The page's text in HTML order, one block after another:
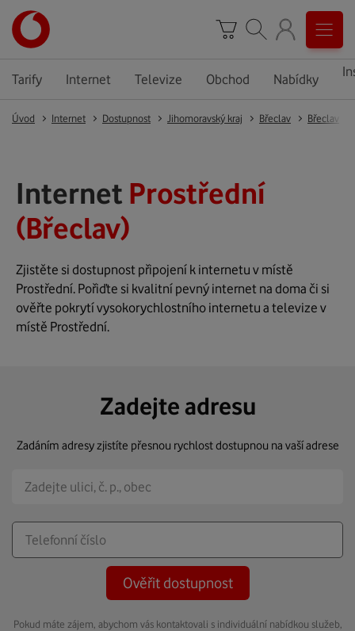
Tarify Internet Televize Obchod Nabídky
Úvod Internet Dostupnost Jihomoravský kraj Břeclav Břeclav
Internet Prostřední
(Břeclav)
Zjistěte si dostupnost připojení k internetu v místě
Prostřední. Pořiďte si kvalitní pevný internet na doma či si
ověřte pokrytí vysokorychlostního internetu a televize v
místě Prostřední.
Zadejte adresu
Zadáním adresy zjistíte přesnou rychlost dostupnou na vaší adrese
Ověřit dostupnost
Pokud máte zájem, abychom vás kontaktovali s individuální nabídkou služeb,